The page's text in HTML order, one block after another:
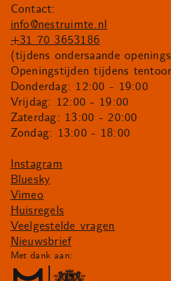
Contact:
info@nestruimte.nl
+31 70 3653186
(tijdens ondersaande
Openingstijden tijdens
Donderdag: 12:00 - 19:00
Vrijdag: 12:00 - 19:00
Zaterdag: 13:00 - 20:00
Zondag: 13:00 - 18:00
Instagram
Bluesky
Vimeo
Huisregels
Veelgestelde vragen
Nieuwsbrief
Met dank aan: